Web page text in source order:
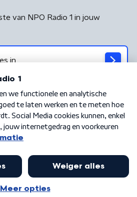
van NPO Radio 1 in jouw